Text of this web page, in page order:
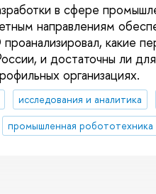
в сфере
направлениям
какие
и достаточны ли
организациях.
исследования и аналитика
промышленная робототехника